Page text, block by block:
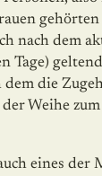
gehörten
nach dem
Tage)
dem die
Weihe
eines der